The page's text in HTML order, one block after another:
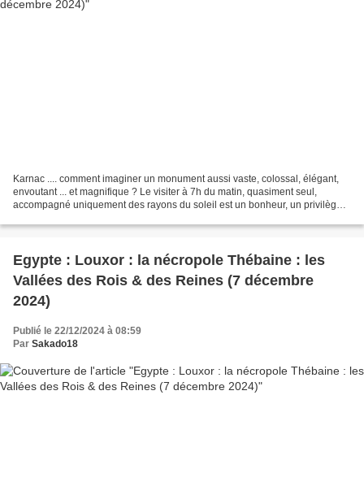
Karnac .... comment imaginer un monument aussi vaste, colossal, élégant,
envoutant ... et magnifique ? Le visiter à 7h du matin, quasiment seul,
accompagné uniquement des rayons du soleil est un bonheur, un privilège.
Egypte : Louxor : la nécropole Thébaine : les
Vallées des Rois & des Reines (7 décembre
2024)
Publié le 22/12/2024 à 08:59
Par Sakado18